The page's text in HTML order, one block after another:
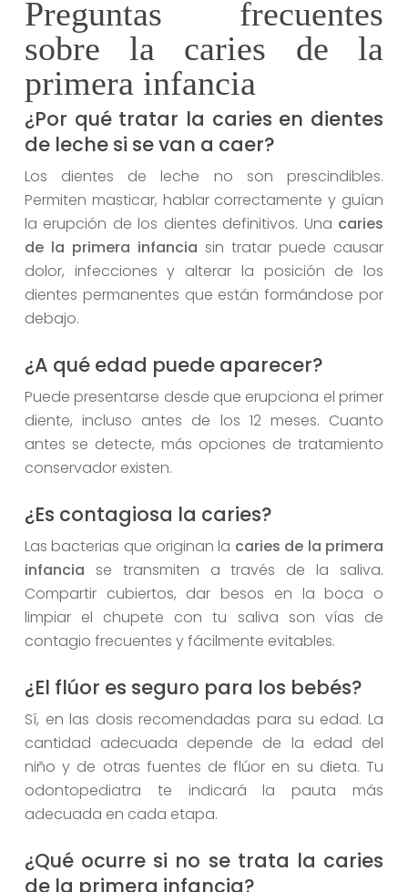
Preguntas frecuentes
sobre la caries de la
primera infancia
¿Por qué tratar la caries en dientes
de leche si se van a caer?
Los dientes de leche no son prescindibles.
Permiten masticar, hablar correctamente y guían
la erupción de los dientes definitivos. Una caries
de la primera infancia sin tratar puede causar
dolor, infecciones y alterar la posición de los
dientes permanentes que están formándose por
debajo.
¿A qué edad puede aparecer?
Puede presentarse desde que erupciona el primer
diente, incluso antes de los 12 meses. Cuanto
antes se detecte, más opciones de tratamiento
conservador existen.
¿Es contagiosa la caries?
Las bacterias que originan la caries de la primera
infancia se transmiten a través de la saliva.
Compartir cubiertos, dar besos en la boca o
limpiar el chupete con tu saliva son vías de
contagio frecuentes y fácilmente evitables.
¿El flúor es seguro para los bebés?
Sí, en las dosis recomendadas para su edad. La
cantidad adecuada depende de la edad del
niño y de otras fuentes de flúor en su dieta. Tu
odontopediatra te indicará la pauta más
adecuada en cada etapa.
¿Qué ocurre si no se trata la caries
de la primera infancia?